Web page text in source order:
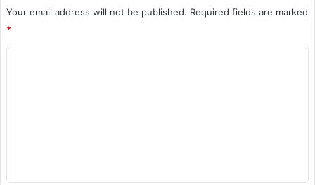
Your email address will not be published. Required fields are marked
*